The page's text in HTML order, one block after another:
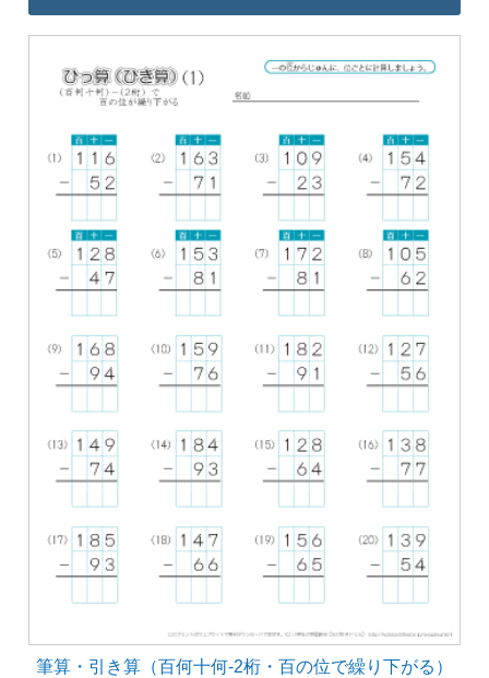
筆算・引き算（百何十何-2桁・百の位で繰り下がる）